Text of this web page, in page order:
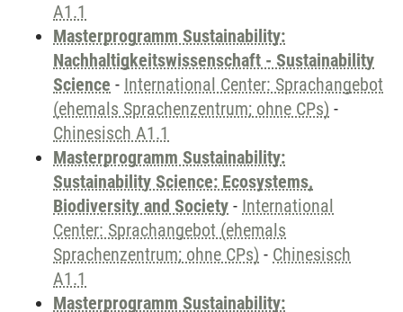
A1.1
Masterprogramm Sustainability:
Nachhaltigkeitswissenschaft - Sustainability
Science - International Center: Sprachangebot
(ehemals Sprachenzentrum; ohne CPs) -
Chinesisch A1.1
Masterprogramm Sustainability:
Sustainability Science: Ecosystems,
Biodiversity and Society - International
Center: Sprachangebot (ehemals
Sprachenzentrum; ohne CPs) - Chinesisch
A1.1
Masterprogramm Sustainability: